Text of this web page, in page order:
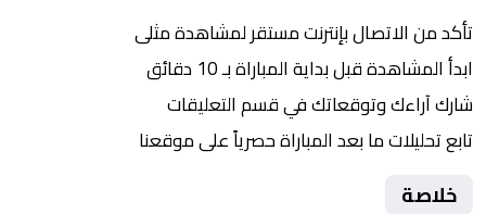
تأكد من الاتصال بإنترنت مستقر لمشاهدة مثلى
ابدأ المشاهدة قبل بداية المباراة بـ 10 دقائق
شارك آراءك وتوقعاتك في قسم التعليقات
تابع تحليلات ما بعد المباراة حصرياً على موقعنا
خلاصة